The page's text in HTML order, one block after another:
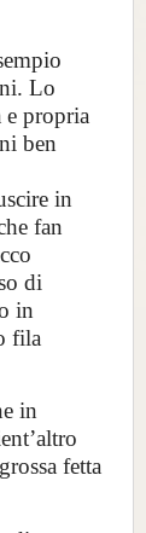
Lo
propria
ben
in
fan
di
in
fila
in
fetta